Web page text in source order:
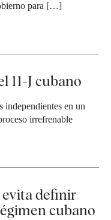
para […]
11-J cubano
independientes en un
irrefrenable
definir
cubano